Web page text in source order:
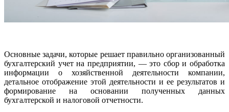
Основные задачи, которые решает правильно организованный
бухгалтерский учет на предприятии, — это сбор и обработка
информации о хозяйственной деятельности компании,
детальное отображение этой деятельности и ее результатов и
формирование на основании полученных данных
бухгалтерской и налоговой отчетности.